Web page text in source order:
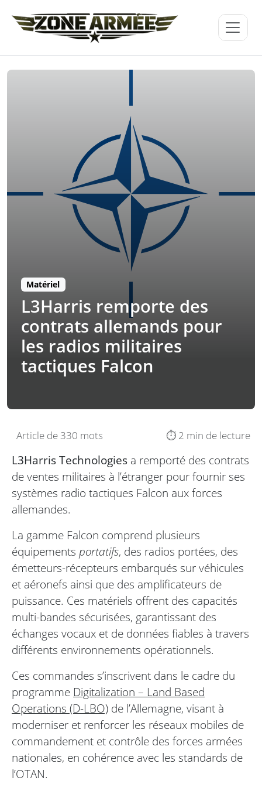
Matériel
L3Harris remporte des
contrats allemands pour
les radios militaires
tactiques Falcon
Article de 330 mots ⏱️ 2 min de lecture
L3Harris Technologies a remporté des contrats
de ventes militaires à l’étranger pour fournir ses
systèmes radio tactiques Falcon aux forces
allemandes.
La gamme Falcon comprend plusieurs
équipements portatifs, des radios portées, des
émetteurs-récepteurs embarqués sur véhicules
et aéronefs ainsi que des amplificateurs de
puissance. Ces matériels offrent des capacités
multi-bandes sécurisées, garantissant des
échanges vocaux et de données fiables à travers
différents environnements opérationnels.
Ces commandes s’inscrivent dans le cadre du
programme Digitalization – Land Based
Operations (D-LBO) de l’Allemagne, visant à
moderniser et renforcer les réseaux mobiles de
commandement et contrôle des forces armées
nationales, en cohérence avec les standards de
l’OTAN.